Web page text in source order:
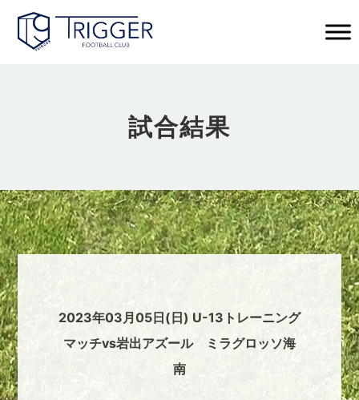
試合結果
2023年03月05日(日) U-13トレーニング
マッチvs岩出アズール ミラグロッソ海
南